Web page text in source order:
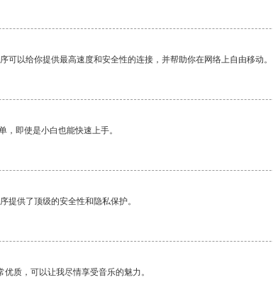
可以给你提供最高速度和安全性的连接，并帮助你在网络上自由移动。
，即使是小白也能快速上手。
提供了顶级的安全性和隐私保护。
质，可以让我尽情享受音乐的魅力。